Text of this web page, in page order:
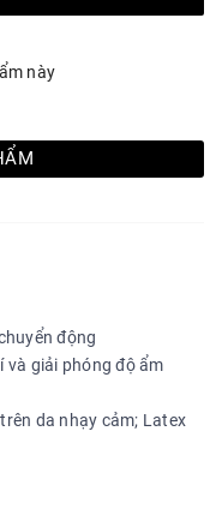
này
động
và giải phóng độ ẩm
da nhạy cảm; Latex